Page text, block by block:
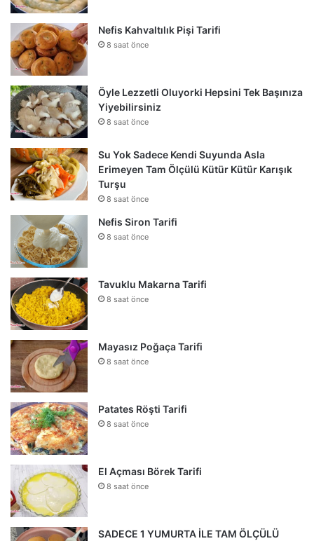
Nefis Kahvaltılık Pişi Tarifi
8 saat önce
Öyle Lezzetli Oluyorki Hepsini Tek Başınıza
Yiyebilirsiniz
8 saat önce
Su Yok Sadece Kendi Suyunda Asla
Erimeyen Tam Ölçülü Kütür Kütür Karışık
Turşu
8 saat önce
Nefis Siron Tarifi
8 saat önce
Tavuklu Makarna Tarifi
8 saat önce
Mayasız Poğaça Tarifi
8 saat önce
Patates Röşti Tarifi
8 saat önce
El Açması Börek Tarifi
8 saat önce
SADECE 1 YUMURTA İLE TAM ÖLÇÜLÜ